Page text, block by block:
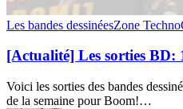
[Actualité]
sorties
BD:
18
novembre
Les bandes dessinéesZone
[Actualité] Les sorties BD:
Voici les sorties des bandes
de la semaine pour Boom!…